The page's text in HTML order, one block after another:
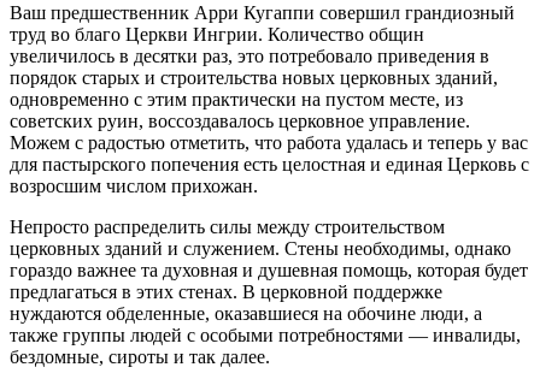
Ваш предшественник Арри Кугаппи совершил грандиозный
труд во благо Церкви Ингрии. Количество общин
увеличилось в десятки раз, это потребовало приведения в
порядок старых и строительства новых церковных зданий,
одновременно с этим практически на пустом месте, из
советских руин, воссоздавалось церковное управление.
Можем с радостью отметить, что работа удалась и теперь у вас
для пастырского попечения есть целостная и единая Церковь с
возросшим числом прихожан.
Непросто распределить силы между строительством
церковных зданий и служением. Стены необходимы, однако
гораздо важнее та духовная и душевная помощь, которая будет
предлагаться в этих стенах. В церковной поддержке
нуждаются обделенные, оказавшиеся на обочине люди, а
также группы людей с особыми потребностями — инвалиды,
бездомные, сироты и так далее.